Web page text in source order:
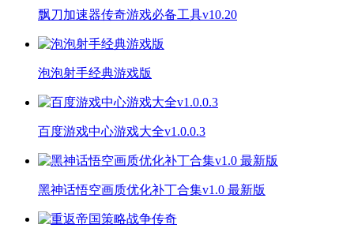
飘刀加速器传奇游戏必备工具v10.20
泡泡射手经典游戏版
百度游戏中心游戏大全v1.0.0.3
黑神话悟空画质优化补丁合集v1.0 最新版